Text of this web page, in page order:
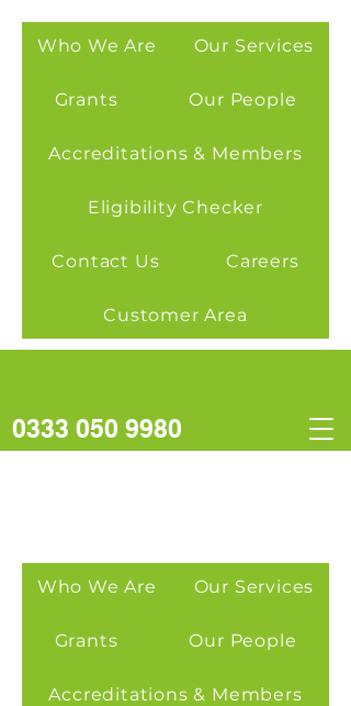
0333 050 9980
Who We Are Our Services
Grants Our People
Accreditations & Members
Who We Are Our Services
Grants Our People
Accreditations & Members
Eligibility Checker
Contact Us Careers
Customer Area